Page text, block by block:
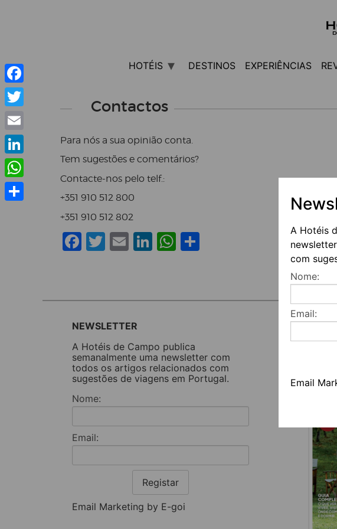
A Hotéis
com
Nome:
Email:
Email
HOTÉIS DESTINOS EXPERIÊNCIAS
Contactos
Para nós a sua opinião conta.
Tem sugestões e comentários?
Contacte-nos pelo telf.:
+351 910 512 800
+351 910 512 802
Facebook
Twitter
EmailLinkedIn
WhatsApp
NEWSLETTER
A Hotéis de Campo publica
semanalmente uma newsletter com
todos os artigos relacionados com
sugestões de viagens em Portugal.
Nome:
Email:
Registar
Email Marketing by E-goi
Facebook
Twitter
Email
LinkedIn
WhatsApp